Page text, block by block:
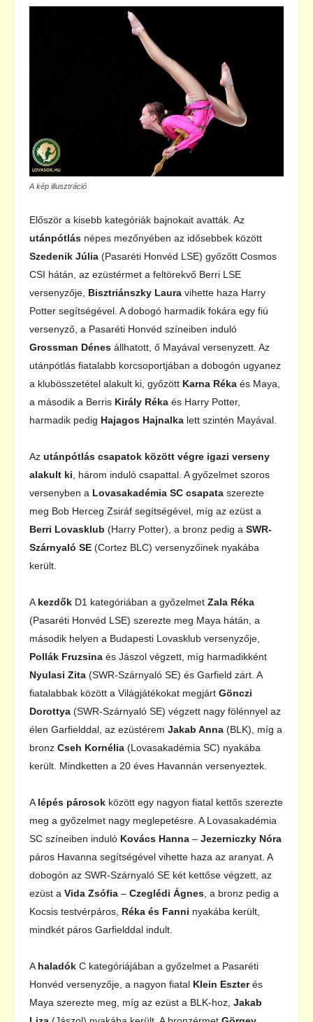
A kép illusztráció
Először a kisebb kategóriák bajnokait avatták. Az
utánpótlás népes mezőnyében az idősebbek között
Szedenik Júlia (Pasaréti Honvéd LSE) győzőtt Cosmos
CSI hátán, az ezüstérmet a feltörekvő Berri LSE
versenyzője, Bisztriánszky Laura vihette haza Harry
Potter segítségével. A dobogó harmadik fokára egy fiú
versenyző, a Pasaréti Honvéd színeiben induló
Grossman Dénes állhatott, ő Mayával versenyzett. Az
utánpótlás fiatalabb korcsoportjában a dobogón ugyanez
a klubösszetétel alakult ki, győzött Karna Réka és Maya,
a második a Berris Király Réka és Harry Potter,
harmadik pedig Hajagos Hajnalka lett szintén Mayával.
Az utánpótlás csapatok között végre igazi verseny
alakult ki , három induló csapattal. A győzelmet szoros
versenyben a Lovasakadémia SC csapata szerezte
meg Bob Herceg Zsiráf segítségével, míg az ezüst a
Berri Lovasklub (Harry Potter), a bronz pedig a SWR-
Szárnyaló SE (Cortez BLC) versenyzőinek nyakába
került.
A kezdők D1 kategóriában a győzelmet Zala Réka
(Pasaréti Honvéd LSE) szerezte meg Maya hátán, a
második helyen a Budapesti Lovasklub versenyzője,
Pollák Fruzsina és Jászol végzett, míg harmadikként
Nyulasi Zita (SWR-Szárnyaló SE) és Garfield zárt. A
fiatalabbak között a Világjátékokat megjárt Gönczi
Dorottya (SWR-Szárnyaló SE) végzett nagy fölénnyel az
élen Garfielddal, az ezüstérem Jakab Anna (BLK), míg a
bronz Cseh Kornélia (Lovasakadémia SC) nyakába
került. Mindketten a 20 éves Havannán versenyeztek.
A lépés párosok között egy nagyon fiatal kettős szerezte
meg a győzelmet nagy meglepetésre. A Lovasakadémia
SC színeiben induló Kovács Hanna – Jezerniczky Nóra
páros Havanna segítségével vihette haza az aranyat. A
dobogón az SWR-Szárnyaló SE két kettőse végzett, az
ezüst a Vida Zsófia – Czeglédi Ágnes , a bronz pedig a
Kocsis testvérpáros, Réka és Fanni nyakába került,
mindkét páros Garfielddal indult.
A haladók C kategóriájában a győzelmet a Pasaréti
Honvéd versenyzője, a nagyon fiatal Klein Eszterés
Maya szerezte meg, míg az ezüst a BLK-hoz, Jakab